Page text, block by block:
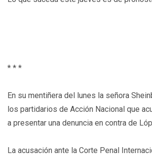
* * *
En su mentiñera del lunes la señora
los partidarios de Acción Nacional que
a presentar una denuncia en contra de
La acusación ante la Corte Penal